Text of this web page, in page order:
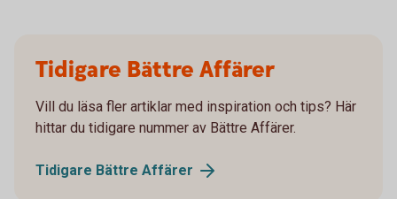
Tidigare Bättre Affärer
Vill du läsa fler artiklar med inspiration och tips? Här
hittar du tidigare nummer av Bättre Affärer.
Tidigare Bättre Affärer